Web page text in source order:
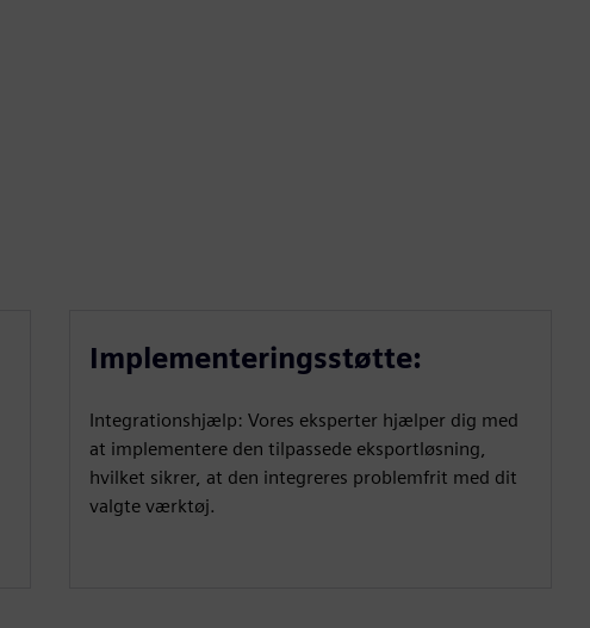
Implementeringsstøtte:
Integrationshjælp: Vores eksperter hjælper dig med
at implementere den tilpassede eksportløsning,
hvilket sikrer, at den integreres problemfrit med dit
valgte værktøj.